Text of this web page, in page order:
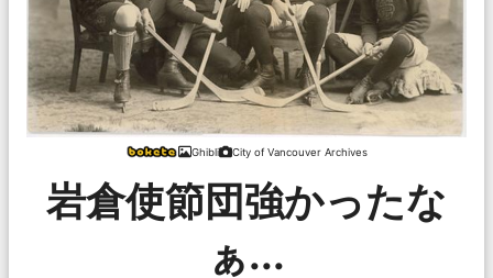
Ghibli City of Vancouver Archives
岩倉使節団強かったな
ぁ...